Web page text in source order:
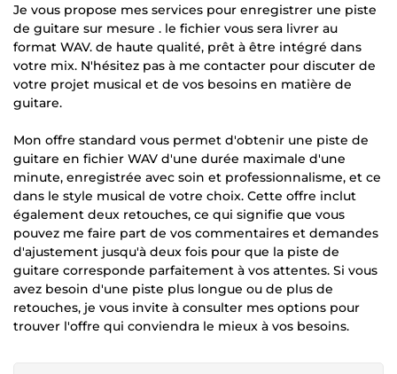
Je vous propose mes services pour enregistrer une piste
de guitare sur mesure . le fichier vous sera livrer au
format WAV. de haute qualité, prêt à être intégré dans
votre mix. N'hésitez pas à me contacter pour discuter de
votre projet musical et de vos besoins en matière de
guitare.
Mon offre standard vous permet d'obtenir une piste de
guitare en fichier WAV d'une durée maximale d'une
minute, enregistrée avec soin et professionnalisme, et ce
dans le style musical de votre choix. Cette offre inclut
également deux retouches, ce qui signifie que vous
pouvez me faire part de vos commentaires et demandes
d'ajustement jusqu'à deux fois pour que la piste de
guitare corresponde parfaitement à vos attentes. Si vous
avez besoin d'une piste plus longue ou de plus de
retouches, je vous invite à consulter mes options pour
trouver l'offre qui conviendra le mieux à vos besoins.